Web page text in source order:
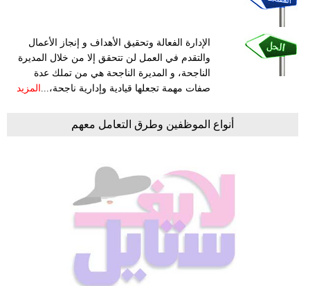
الإدارة الفعالة وتحقيق الأهداف و إنجاز الأعمال
والتقدم في العمل لن تتحقق إلا من خلال المديرة
الناجحة، و المديرة الناجحة هي من تملك عدة
صفات مهمة تجعلها قيادية وإدارية ناجحة،... المزيد
أنواع الموظفين وطرق التعامل معهم